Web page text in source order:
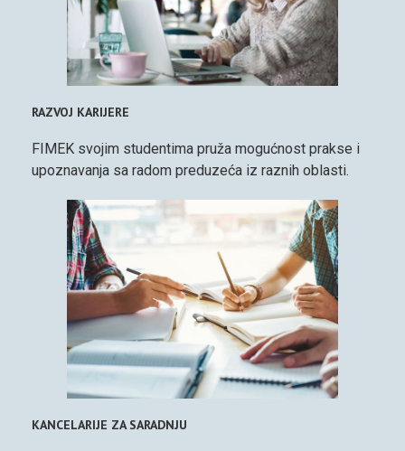
RAZVOJ KARIJERE
FIMEK svojim studentima pruža mogućnost prakse i
upoznavanja sa radom preduzeća iz raznih oblasti.
KANCELARIJE ZA SARADNJU